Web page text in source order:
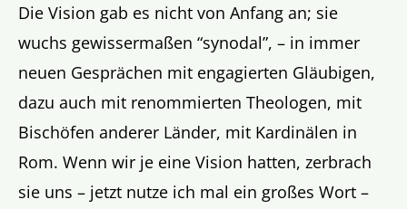
Die Vision gab es nicht von Anfang an; sie
wuchs gewissermaßen “synodal”, – in immer
neuen Gesprächen mit engagierten Gläubigen,
dazu auch mit renommierten Theologen, mit
Bischöfen anderer Länder, mit Kardinälen in
Rom. Wenn wir je eine Vision hatten, zerbrach
sie uns – jetzt nutze ich mal ein großes Wort –